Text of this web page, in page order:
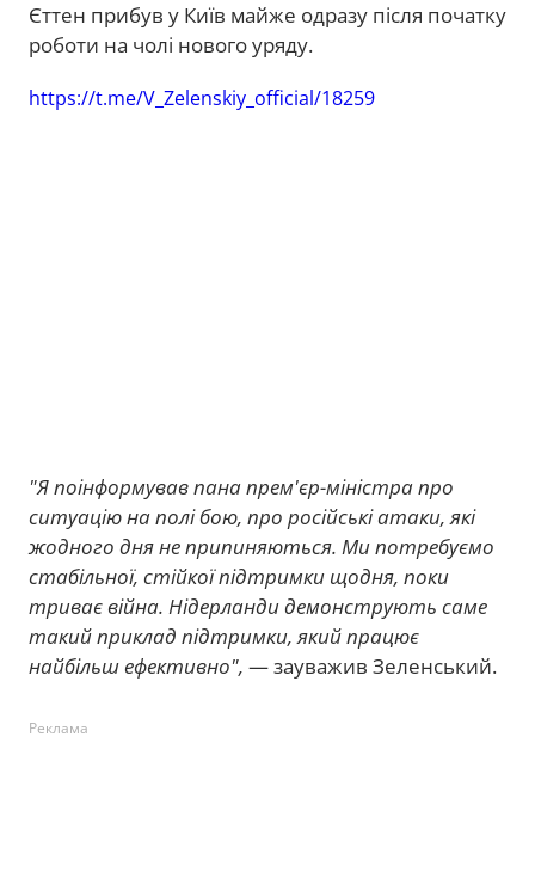
Єттен прибув у Київ майже одразу після початку
роботи на чолі нового уряду.
https://t.me/V_Zelenskiy_official/18259
"Я поінформував пана прем'єр-міністра про
ситуацію на полі бою, про російські атаки, які
жодного дня не припиняються. Ми потребуємо
стабільної, стійкої підтримки щодня, поки
триває війна. Нідерланди демонструють саме
такий приклад підтримки, який працює
найбільш ефективно", — зауважив Зеленський.
Реклама